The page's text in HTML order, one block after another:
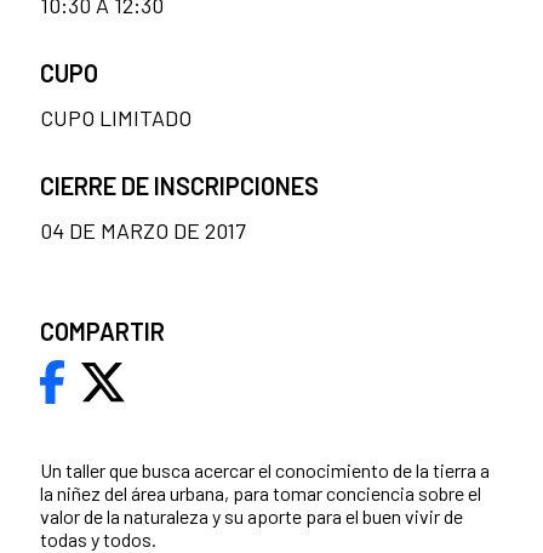
Un taller que busca acercar el conocimiento de la tierra a
la niñez del área urbana, para tomar conciencia sobre el
valor de la naturaleza y su aporte para el buen vivir de
todas y todos.
CUPO
CUPO LIMITADO
CIERRE DE INSCRIPCIONES
04 DE MARZO DE 2017
COMPARTIR